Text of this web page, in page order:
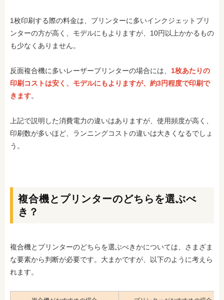
1枚印刷する際の料金は、プリンターに多いインクジェットプリ
ンターの方が高く、モデルにもよりますが、10円以上かかるもの
も少なくありません。
反面複合機に多いレーザープリンターの場合には、 1枚あたりの
印刷コストは安く、モデルにもよりますが、約3円程度で印刷で
きます。
上記で説明した消費電力の違いはありますが、使用頻度が高く、
印刷数が多いほど、ランニングコストの違いは大きくなるでしょ
う。
複合機とプリンターのどちらを選ぶべ
き？
複合機とプリンターのどちらを選ぶべきかについては、さまざま
な要素から判断が必要です。大まかですが、以下のように考えら
れます。